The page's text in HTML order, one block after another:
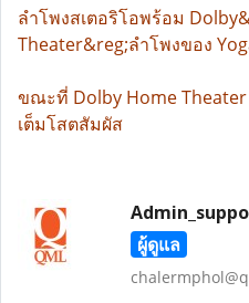
ลำโพงสเตอริโอพร้อม
Theater&reg;ลำโพงของ
ขณะที่ Dolby Home
เต็มโสตสัมผัส
ผู้ดูแล